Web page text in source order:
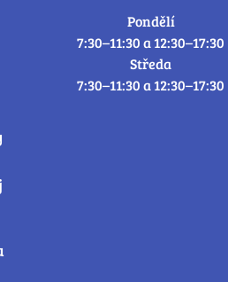
Pondělí
7:30–11:30 a 12:30–17:30
Středa
7:30–11:30 a 12:30–17:30